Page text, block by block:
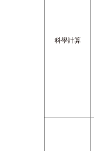
科學計算